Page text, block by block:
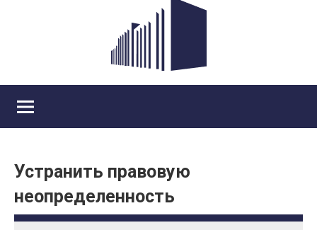
Устранить правовую
неопределенность